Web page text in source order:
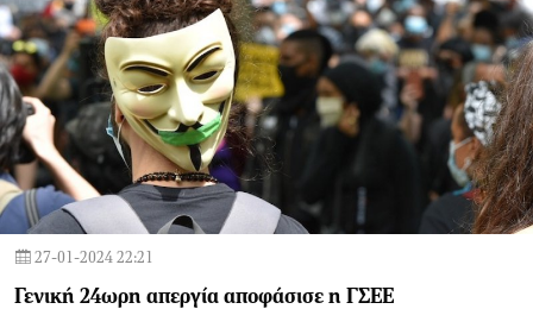
27-01-2024 22:21
Γενική 24ωρη απεργία αποφάσισε η ΓΣΕΕ